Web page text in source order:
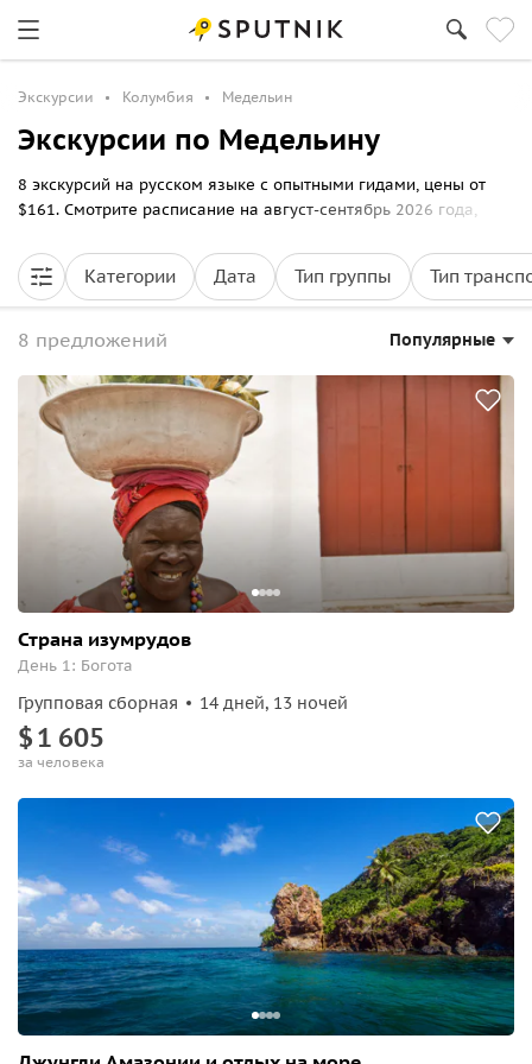
Экскурсии Колумбия Медельин
Экскурсии по Медельину
8 экскурсий на русском языке с опытными гидами, цены от
$161. Смотрите расписание на август-сентябрь 2026 года,
билеты онлайн на Спутник8.
Категории Дата Тип группы Тип
8 предложений Популярные
Страна изумрудов
День 1: Богота
Групповая сборная 14 дней, 13 ночей
$1 605
за человека